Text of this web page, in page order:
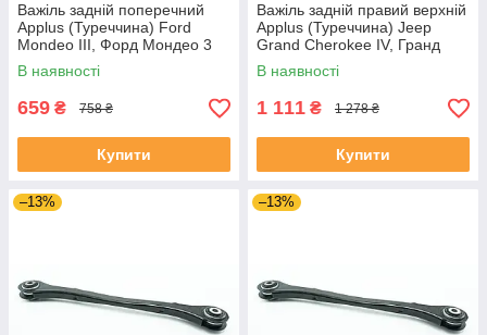
Важіль задній поперечний
Applus (Туреччина) Ford
Mondeo III, Форд Мондео 3
00-07 #21905AP UANKNTP4
В наявності
659 ₴ 758 ₴
Купити
Важіль задній правий верхній
Applus (Туреччина) Jeep
Grand Cherokee IV, Гранд
Черокі 4 10- #26651AP
UAWDAJK4
В наявності
1 111 ₴ 1 278 ₴
Купити
–13% –13%